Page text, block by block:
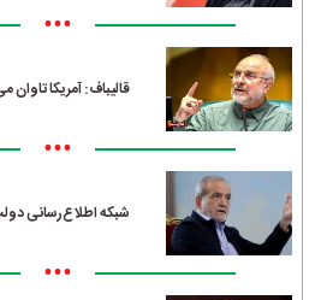
•••
قالیباف: آمریکا
•••
شبکه اطلاع‌رسانی
•••